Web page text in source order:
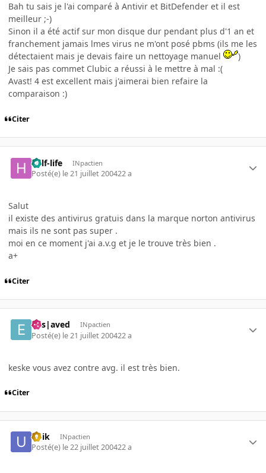
Bah tu sais je l'ai comparé à Antivir et BitDefender et il est
meilleur ;-)
Sinon il a été actif sur mon disque dur pendant plus d'1 an et
franchement jamais lmes virus ne m'ont posé pbms (ils me les
détectaient mais je devais faire un nettoyage manuel
)
Je sais pas commet Clubic a réussi à le mettre à mal :(
Avast! 4 est excellent mais j'aimerai bien refaire la
comparaison :)
Citer
half-life INpactien
Posté(e) le 21 juillet 200422 a
Salut
il existe des antivirus gratuis dans la marque norton antivirus
mais ils ne sont pas super .
moi en ce moment j'ai a.v.g et je le trouve très bien .
a+
Citer
Ens|aved INpactien
Posté(e) le 21 juillet 200422 a
keske vous avez contre avg. il est très bien.
Citer
ubik INpactien
Posté(e) le 22 juillet 200422 a